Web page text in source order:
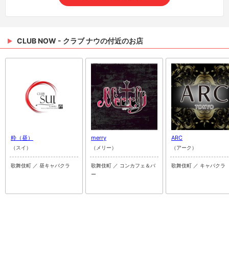
CLUB NOW - クラブ ナウの付近のお店
粋（昼）
（スイ）
歌舞伎町 ／ 昼キャバクラ
merry
（メリー）
歌舞伎町 ／ コンカフェ＆バ
ー
ARC
（アーク）
歌舞伎町 ／ キャバクラ